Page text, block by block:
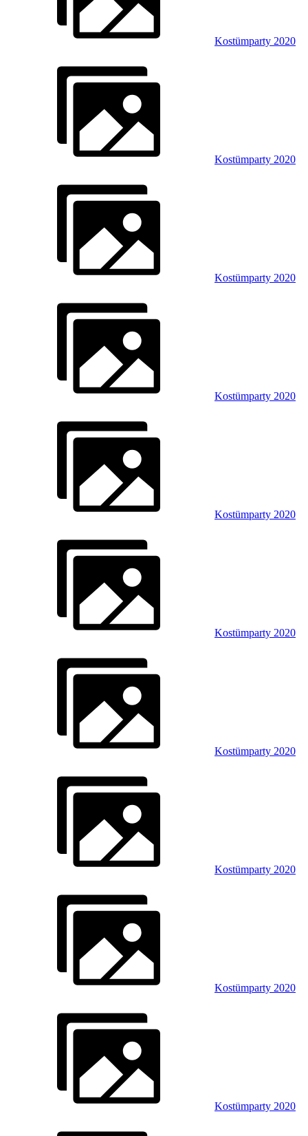
Kostümparty 2020
Kostümparty 2020
Kostümparty 2020
Kostümparty 2020
Kostümparty 2020
Kostümparty 2020
Kostümparty 2020
Kostümparty 2020
Kostümparty 2020
Kostümparty 2020